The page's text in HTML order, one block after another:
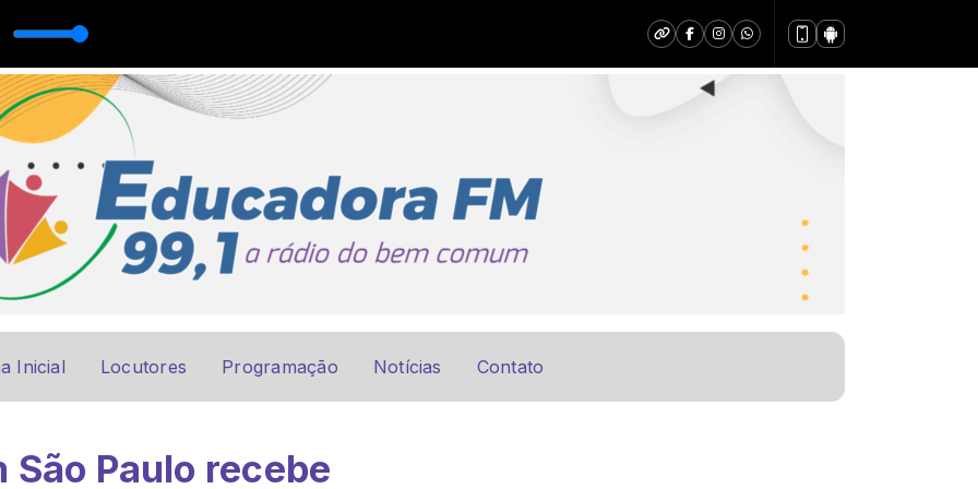
Inicial Locutores Programação Notícias Contato
São Paulo recebe